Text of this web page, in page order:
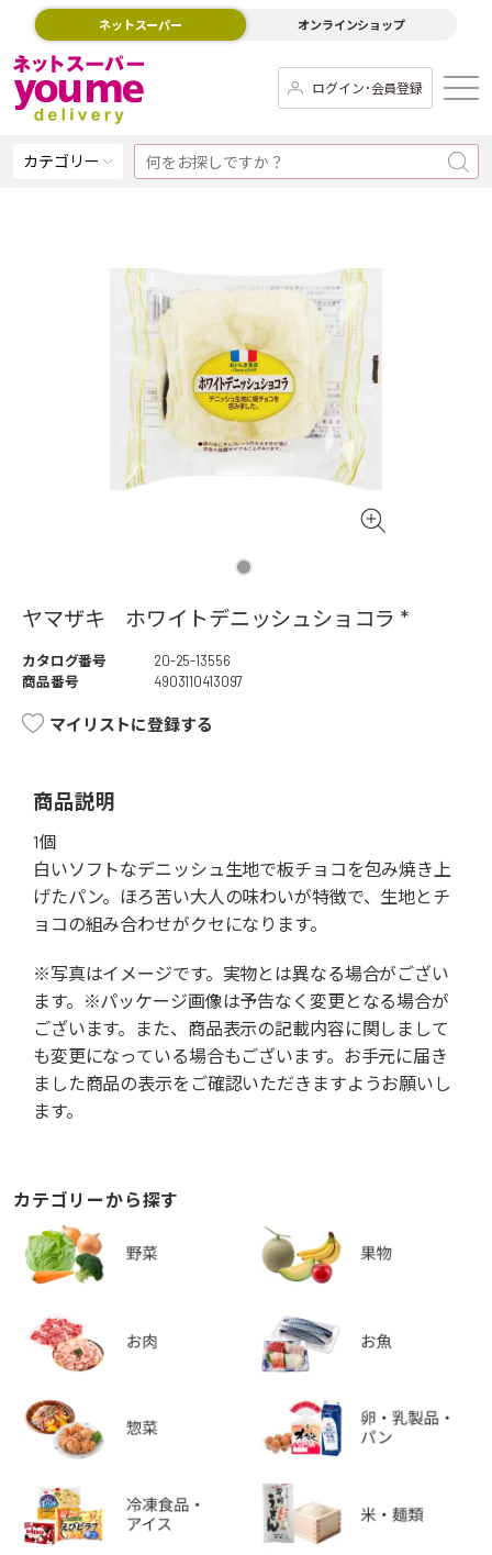
ネットスーパー オンラインショップ
ログイン･会員登録
カテゴリー
ヤマザキ ホワイトデニッシュショコラ *
カタログ番号
20-25-13556
商品番号
4903110413097
マイリストに登録する
商品説明
1個
白いソフトなデニッシュ生地で板チョコを包み焼き上
げたパン。ほろ苦い大人の味わいが特徴で、生地とチ
ョコの組み合わせがクセになります。
※写真はイメージです。実物とは異なる場合がござい
ます。※パッケージ画像は予告なく変更となる場合が
ございます。また、商品表示の記載内容に関しまして
も変更になっている場合もございます。お手元に届き
ました商品の表示をご確認いただきますようお願いし
ます。
カテゴリーから探す